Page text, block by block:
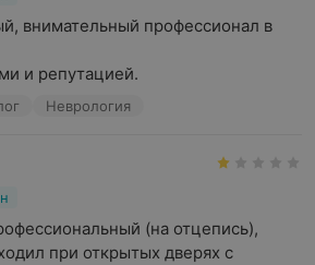
внимательный профессионал в
и репутацией.
Неврология
(на отцепись),
при открытых дверях с